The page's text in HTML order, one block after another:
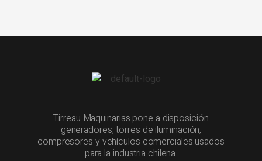
Tirreau Maquinarias pone a disposición
generadores, torres de iluminación,
compresores y vehículos comerciales usados
para la industria chilena.